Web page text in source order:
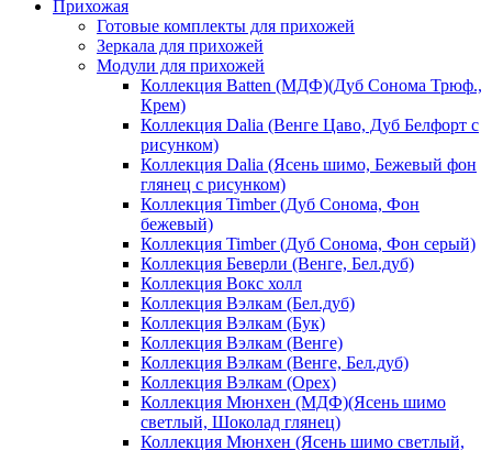
Прихожая
Готовые комплекты для прихожей
Зеркала для прихожей
Модули для прихожей
Коллекция Batten (МДФ)(Дуб Сонома Трюф.,
Крем)
Коллекция Dalia (Венге Цаво, Дуб Белфорт с
рисунком)
Коллекция Dalia (Ясень шимо, Бежевый фон
глянец с рисунком)
Коллекция Timber (Дуб Сонома, Фон
бежевый)
Коллекция Timber (Дуб Сонома, Фон серый)
Коллекция Беверли (Венге, Бел.дуб)
Коллекция Вокс холл
Коллекция Вэлкам (Бел.дуб)
Коллекция Вэлкам (Бук)
Коллекция Вэлкам (Венге)
Коллекция Вэлкам (Венге, Бел.дуб)
Коллекция Вэлкам (Орех)
Коллекция Мюнхен (МДФ)(Ясень шимо
светлый, Шоколад глянец)
Коллекция Мюнхен (Ясень шимо светлый,